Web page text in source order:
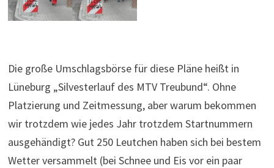
Die große Umschlagsbörse für diese Pläne heißt in
Lüneburg „Silvesterlauf des MTV Treubund“. Ohne
Platzierung und Zeitmessung, aber warum bekommen
wir trotzdem wie jedes Jahr trotzdem Startnummern
ausgehändigt? Gut 250 Leutchen haben sich bei bestem
Wetter versammelt (bei Schnee und Eis vor ein paar